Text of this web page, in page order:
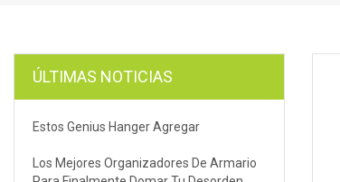
ÚLTIMAS NOTICIAS
Estos Genius Hanger Agregar
Los Mejores Organizadores De Armario